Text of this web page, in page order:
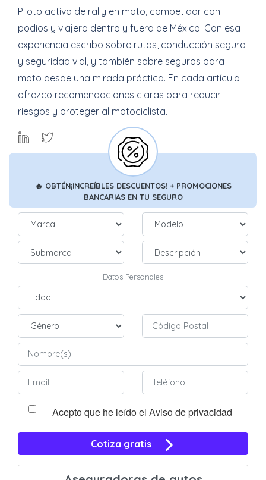
Piloto activo de rally en moto, competidor con
podios y viajero dentro y fuera de México. Con esa
experiencia escribo sobre rutas, conducción segura
y seguridad vial, y también sobre seguros para
moto desde una mirada práctica. En cada artículo
ofrezco recomendaciones claras para reducir
riesgos y proteger al motociclista.
🔥 OBTÉN¡INCREÍBLES DESCUENTOS! + PROMOCIONES
BANCARIAS EN TU SEGURO
Datos Personales
Acepto que he leído el Aviso de privacidad
Cotiza gratis